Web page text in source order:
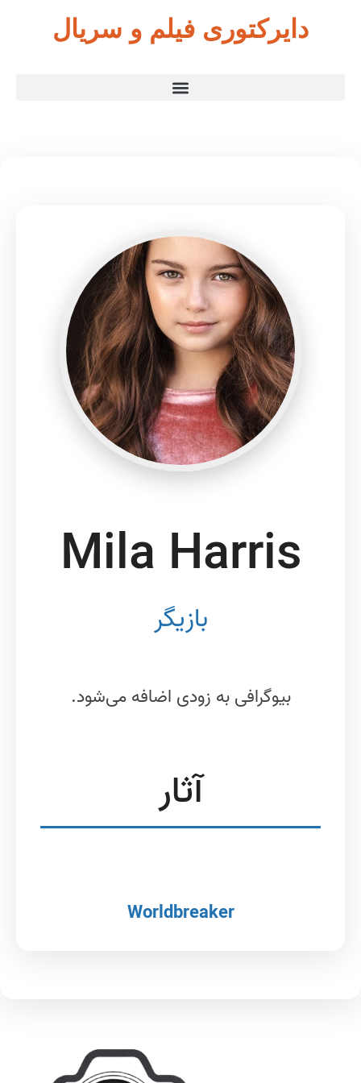
دایرکتوری فیلم و سریال
Mila Harris
بازیگر
بیوگرافی به زودی اضافه می‌شود.
آثار
Worldbreaker